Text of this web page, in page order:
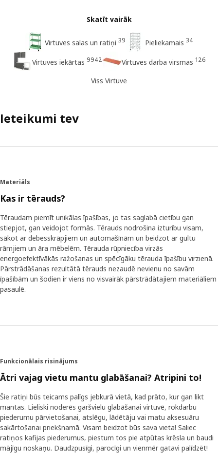
Skatīt vairāk
Virtuves salas un ratiņi 39 Pieliekamais 34
Virtuves iekārtas 9942 Virtuves darba virsmas 126
Viss Virtuve
Ieteikumi tev
Materiāls
Kas ir tērauds?
Tēraudam piemīt unikālas īpašības, jo tas saglabā cietību gan
stiepjot, gan veidojot formās. Tērauds nodrošina izturību visam,
sākot ar debesskrāpjiem un automašīnām un beidzot ar gultu
rāmjiem un āra mēbelēm. Tērauda rūpniecība virzās
energoefektīvākās ražošanas un spēcīgāku tērauda īpašību virzienā.
Pārstrādāšanas rezultātā tērauds nezaudē nevienu no savām
īpašībām un šodien ir viens no visvairāk pārstrādātajiem materiāliem
pasaulē.
Funkcionālais risinājums
Ātri vajag vietu mantu glabāšanai? Atripini to!
Šie ratiņi būs teicams palīgs jebkurā vietā, kad prāto, kur gan likt
mantas. Lieliski noderēs garšvielu glabāšanai virtuvē, rokdarbu
piederumu pārvietošanai, atslēgu, lādētāju vai matu aksesuāru
sakārtošanai priekšnamā. Visam beidzot būs sava vieta! Saliec
ratiņos kafijas piederumus, piestum tos pie atpūtas krēsla un baudi
mājīgu noskaņu. Daudzpusīgi, parocīgi un vienmēr gatavi palīdzēt!